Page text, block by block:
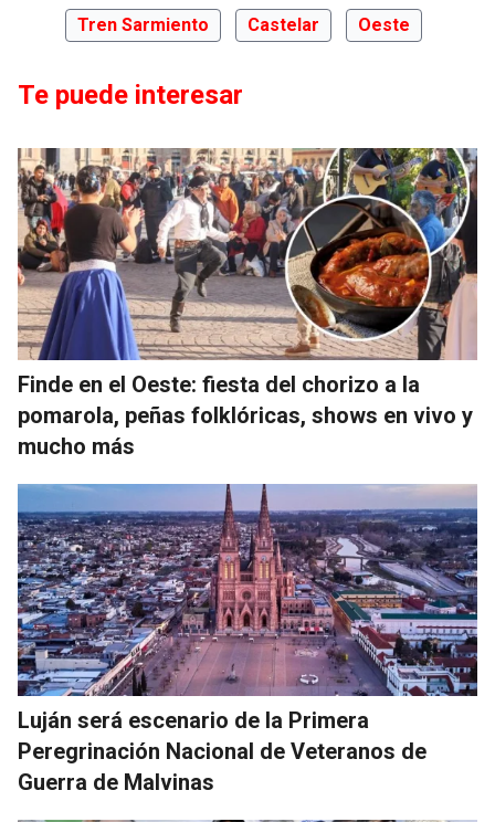
Tren Sarmiento Castelar Oeste
Te puede interesar
Finde en el Oeste: fiesta del chorizo a la
pomarola, peñas folklóricas, shows en vivo y
mucho más
Luján será escenario de la Primera
Peregrinación Nacional de Veteranos de
Guerra de Malvinas